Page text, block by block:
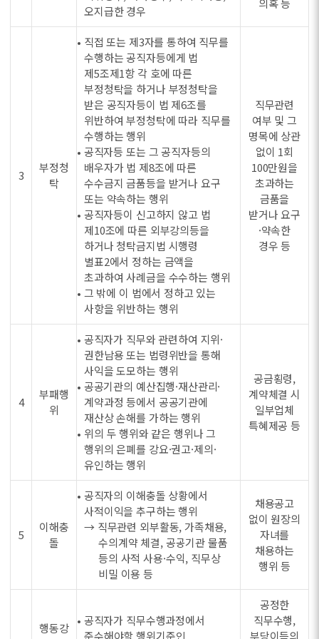
오지급한 경우
의혹 등
3
부정청
탁
• 직접 또는 제3자를 통하여 직무를
수행하는 공직자등에게 법
제5조제1항 각 호에 따른
부정청탁을 하거나 부정청탁을
받은 공직자등이 법 제6조를
위반하여 부정청탁에 따라 직무를
수행하는 행위
• 공직자등 또는 그 공직자등의
배우자가 법 제8조에 따른
수수금지 금품등을 받거나 요구
또는 약속하는 행위
• 공직자등이 신고하지 않고 법
제10조에 따른 외부강의등을
하거나 청탁금지법 시행령
별표2에서 정하는 금액을
초과하여 사례금을 수수하는 행위
• 그 밖에 이 법에서 정하고 있는
사항을 위반하는 행위
직무관련
여부 및 그
명목에 상관
없이 1회
100만원을
초과하는
금품을
받거나 요구
·약속한
경우 등
4
부패행
위
• 공직자가 직무와 관련하여 지위·
권한남용 또는 법령위반을 통해
사익을 도모하는 행위
• 공공기관의 예산집행·재산관리·
계약과정 등에서 공공기관에
재산상 손해를 가하는 행위
• 위의 두 행위와 같은 행위나 그
행위의 은폐를 강요·권고·제의·
유인하는 행위
공금횡령,
계약체결 시
일부업체
특혜제공 등
5
이해충
돌
• 공직자의 이해충돌 상황에서
사적이익을 추구하는 행위
→ 직무관련 외부활동, 가족채용,
수의계약 체결, 공공기관 물품
등의 사적 사용·수익, 직무상
비밀 이용 등
채용공고
없이 원장의
자녀를
채용하는
행위 등
행동강
• 공직자가 직무수행과정에서
준수해야할 행위기준인
공정한
직무수행,
부당이득의